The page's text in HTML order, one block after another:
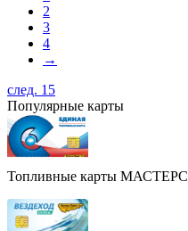
2
3
4
→
след. 15
Популярные карты
Топливные карты МАСТЕРС